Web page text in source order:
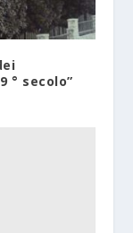
° secolo”